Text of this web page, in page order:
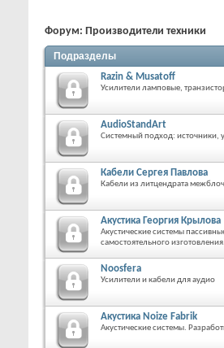
Форум: Производители техники
Подразделы
Razin & Musatoff
Усилители ламповые,
AudioStandArt
Системный подход: источники,
Кабели Сергея Павлова
Кабели из литцендрата
Акустика Георгия Крылова
Акустические системы
самостоятельного изготовления.
Noosfera
Усилители и кабели для аудио
Акустика Noize Fabrik
Акустические системы.